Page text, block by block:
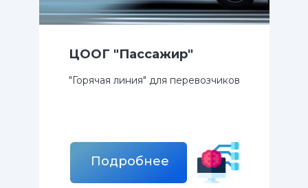
ЦООГ "Пассажир"
"Горячая линия" для перевозчиков
Подробнее